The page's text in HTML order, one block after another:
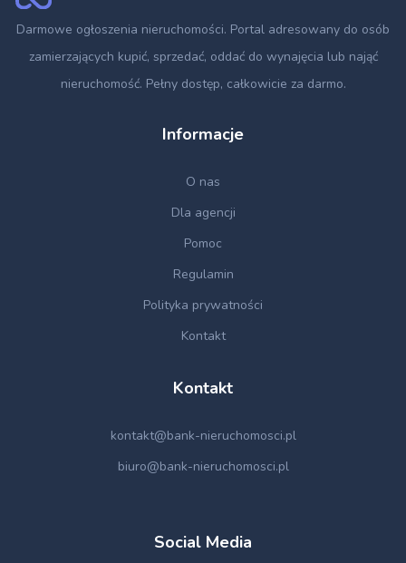
Darmowe ogłoszenia nieruchomości. Portal adresowany do osób
zamierzających kupić, sprzedać, oddać do wynajęcia lub nająć
nieruchomość. Pełny dostęp, całkowicie za darmo.
Informacje
O nas
Dla agencji
Pomoc
Regulamin
Polityka prywatności
Kontakt
Kontakt
kontakt@bank-nieruchomosci.pl
biuro@bank-nieruchomosci.pl
Social Media